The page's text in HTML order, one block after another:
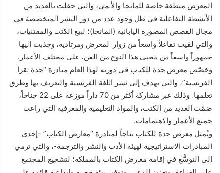
المعرض منطقة خاصة للمانجا والأنمي، والتي حفلت بالعديد من
الأنشطة التفاعلية في ظل وجود عدد من دور النشر المتخصصة في
مجال القصص المصورة اليابانية (المانجا)؛ لبيع الكتب والمقتنيات،
والتي لقيت تفاعلاً واسعاً من زوار المعرض ومرتاديه، وجذبت إليها
جمهوراً واسعاً من محبي هذا النوع من الفن، على مختلف الأعمار.
وخصّص معرض جدة للكتاب في دورته لهذا العام مبادرة “جدة تقرأ
الفرنسية”، والتي تهدف إلى نشر اللغة الفرنسية والتعريف بها وطرق
تعلمها، وذلك عبر مشاركة أكثر من 70 داراً موزعة على 22 جناحاً،
ضمّت العديد من الكتب، والمواد التعليمية والمعرفية التي راعت
جميع الأعمار والاهتمامات.
ويُمثل معرض جدة للكتاب نتاجاً لمبادرة “معارض الكتاب” -إحدى
المبادرات الاستراتيجية لهيئة الأدب والنشر والترجمة-، والتي ترمي
إلى التوسُّع في إقامة معارض الكتاب بالمملكة؛ لتشجيع المجتمع